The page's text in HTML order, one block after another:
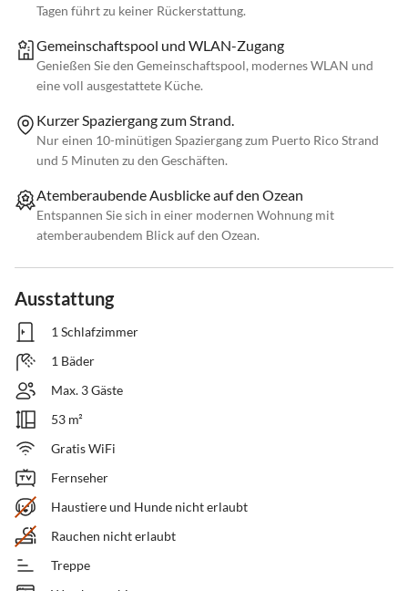
Tagen führt zu keiner Rückerstattung.
Gemeinschaftspool und WLAN-Zugang
Genießen Sie den Gemeinschaftspool, modernes WLAN und
eine voll ausgestattete Küche.
Kurzer Spaziergang zum Strand.
Nur einen 10-minütigen Spaziergang zum Puerto Rico Strand
und 5 Minuten zu den Geschäften.
Atemberaubende Ausblicke auf den Ozean
Entspannen Sie sich in einer modernen Wohnung mit
atemberaubendem Blick auf den Ozean.
Ausstattung
1 Schlafzimmer
1 Bäder
Max. 3 Gäste
53 m²
Gratis WiFi
Fernseher
Haustiere und Hunde nicht erlaubt
Rauchen nicht erlaubt
Treppe